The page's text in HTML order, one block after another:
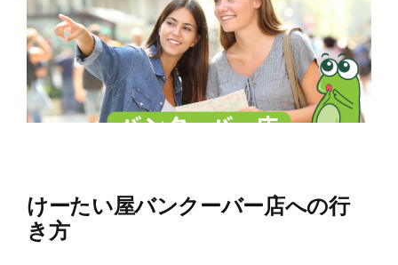
けーたい屋バンクーバー店への行
き方